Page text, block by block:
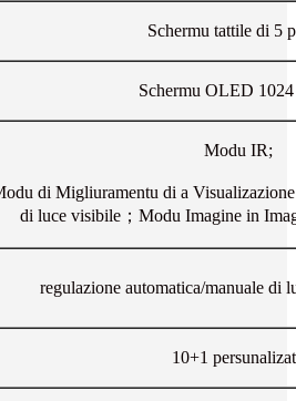
Schermu tattile di 5
Schermu OLED
Modu IR;
di Migliuramentu di a
di luce visibile；Modu Imagine in
regulazione automatica/manuale di
10+1